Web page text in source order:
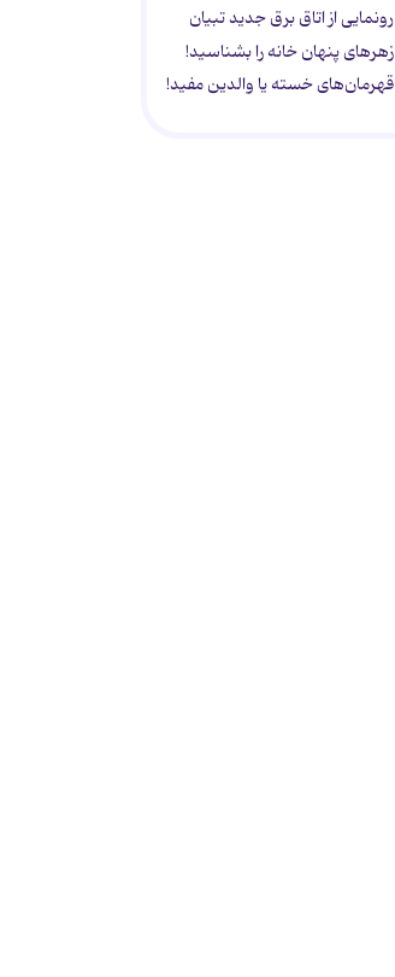
رونمایی از اتاق برق جدید تبیان
زهرهای پنهان خانه را بشناسید!
قهرمان‌های خسته یا والدین مفید!